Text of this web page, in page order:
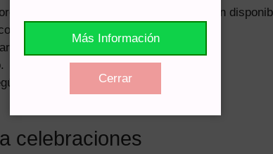
decoración, mensaje o toppers según
2 días de anticipación
revisar cupos disponibles.
distancia.
celebraciones
Más Información
Cerrar